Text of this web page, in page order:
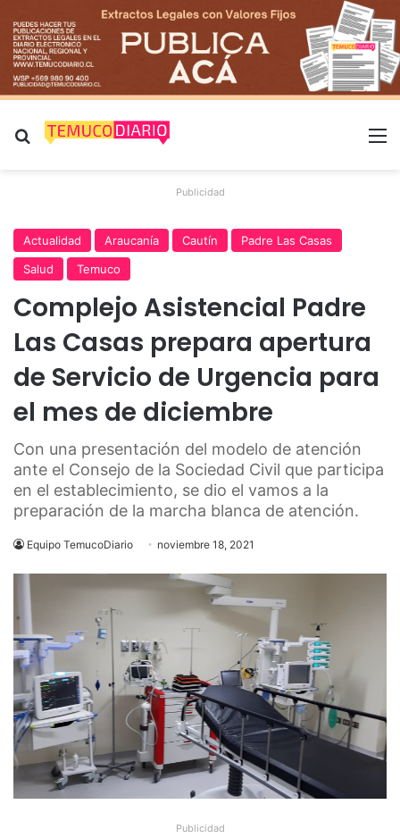
Buscar por
Publicidad
Actualidad Araucanía Cautín
Padre Las Casas
Salud
Temuco
Complejo Asistencial Padre
Las Casas prepara apertura
de Servicio de Urgencia para
el mes de diciembre
Con una presentación del modelo de atención
ante el Consejo de la Sociedad Civil que participa
en el establecimiento, se dio el vamos a la
preparación de la marcha blanca de atención.
Equipo TemucoDiario noviembre 18, 2021
Publicidad